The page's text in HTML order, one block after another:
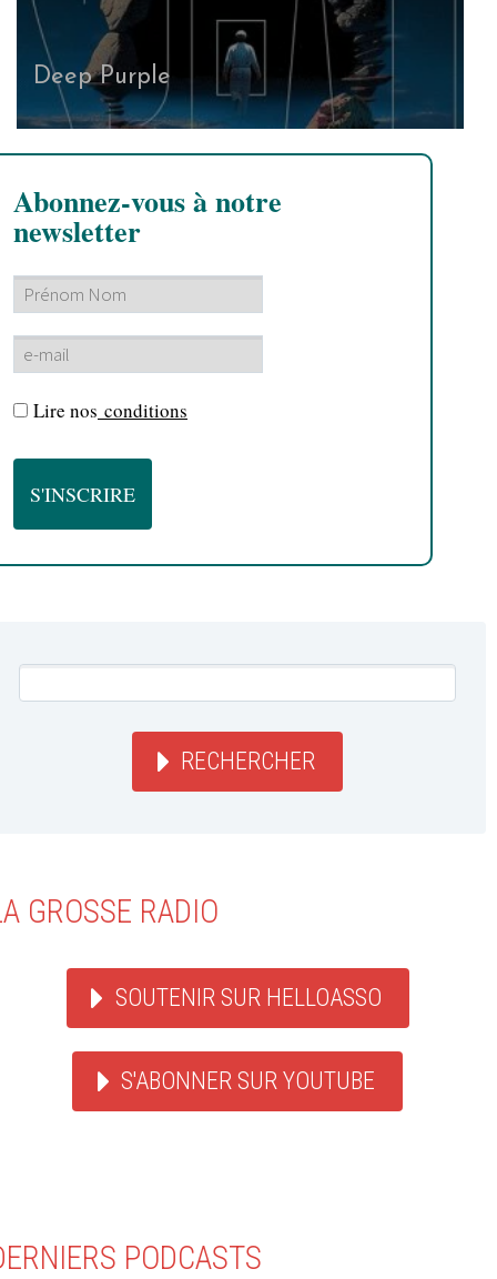
Deep Purple
Abonnez-vous à notre
newsletter
Lire nos conditions
RECHERCHER
GROSSE RADIO
SOUTENIR SUR HELLOASSO
S'ABONNER SUR YOUTUBE
PODCASTS